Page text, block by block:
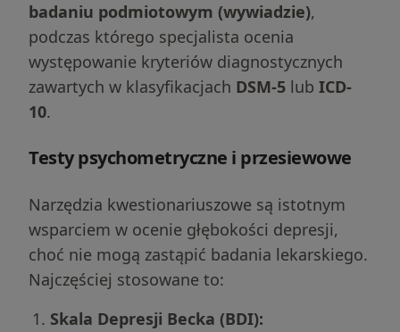
badaniu podmiotowym (wywiadzie),
podczas którego specjalista ocenia
występowanie kryteriów diagnostycznych
zawartych w klasyfikacjach DSM-5 lub ICD-
10.
Testy psychometryczne i przesiewowe
Narzędzia kwestionariuszowe są istotnym
wsparciem w ocenie głębokości depresji,
choć nie mogą zastąpić badania lekarskiego.
Najczęściej stosowane to:
Skala Depresji Becka (BDI):